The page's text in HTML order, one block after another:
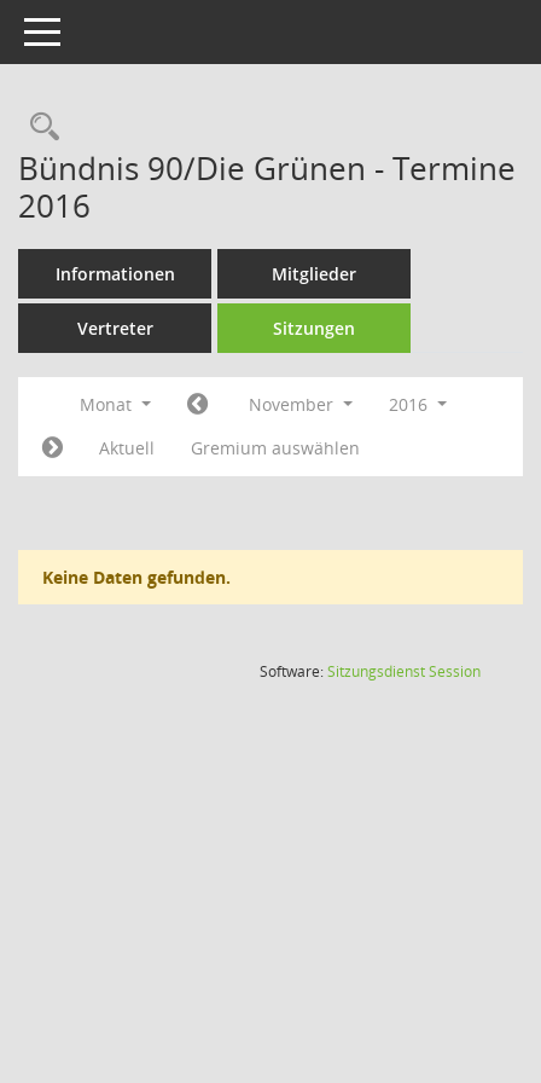
Toggle navigation
Rechercheauswahl
Bündnis 90/Die Grünen - Termine
2016
Informationen Mitglieder
Vertreter Sitzungen
Monat November
2016
Aktuell
Gremium auswählen
Keine Daten gefunden.
Software:SitzungsdienstSession(Wird in